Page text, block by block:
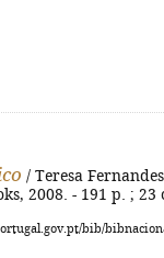
/ Teresa
2008. - 191 p. ; 23
bib/